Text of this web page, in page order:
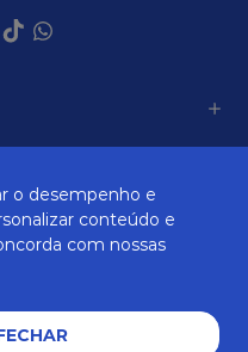
o desempenho e
conteúdo e
com nossas